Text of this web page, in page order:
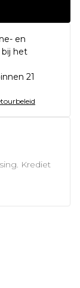
en
het
21
Krediet